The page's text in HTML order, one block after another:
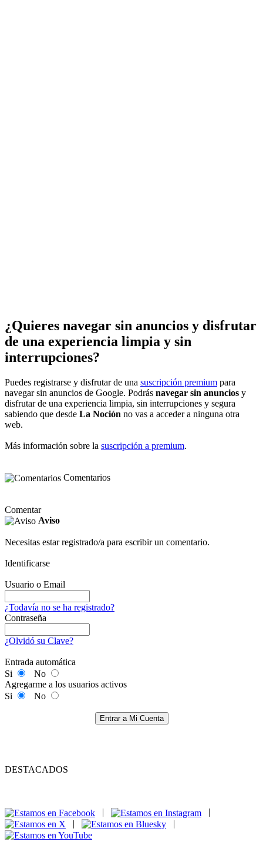
¿Quieres navegar sin anuncios y disfrutar
de una experiencia limpia y sin
interrupciones?
Puedes registrarse y disfrutar de una suscripción premium para
navegar sin anuncios de Google. Podrás navegar sin anuncios y
disfrutar de una experiencia limpia, sin interrupciones y segura
sabiendo que desde La Noción no vas a acceder a ninguna otra
web.
Más información sobre la suscripción a premium.
Comentarios
Comentar
Aviso
Necesitas estar registrado/a para escribir un comentario.
Identificarse
Usuario o Email
¿Todavía no se ha registrado?
Contraseña
¿Olvidó su Clave?
Entrada automática
Si
No
Agregarme a los usuarios activos
Si
No
Entrar a Mi Cuenta
DESTACADOS
|
|